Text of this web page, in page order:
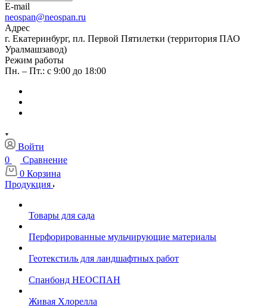
E-mail
neospan@neospan.ru
Адрес
г. Екатеринбург, пл. Первой Пятилетки (территория ПАО
Уралмашзавод)
Режим работы
Пн. – Пт.: с 9:00 до 18:00
Войти
0
Сравнение
0 Корзина
Продукция
Товары для сада
Перфорированные мульчирующие материалы
Геотекстиль для ландшафтных работ
Спанбонд НЕОСПАН
Живая Хлорелла